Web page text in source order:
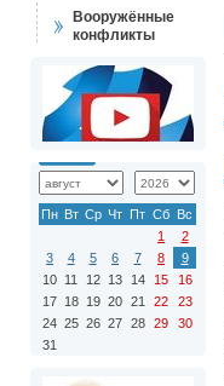
Вооружённые
конфликты
Пн Вт Ср Чт Пт Сб Вс
1
2
3
4 5 6 7 8
9
10 11 12 13 14 15
16
17 18 19 20 21 22
23
24 25 26 27 28 29
30
31